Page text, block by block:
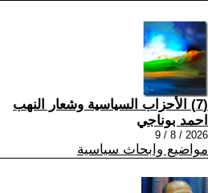
(7) الأحزاب السياسية وشعار النهب
احمد بوناجي
2026 / 8 / 9
مواضيع وابحاث سياسية